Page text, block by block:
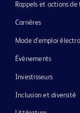
Rappels et actions de
Carrières
Mode d’emploi
Événements
Investisseurs
Inclusion et diversité